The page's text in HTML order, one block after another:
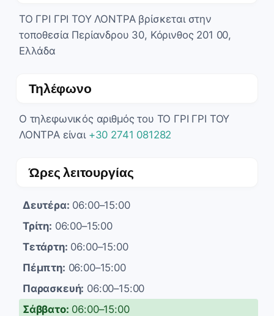
ΤΟ ΓΡΙ ΓΡΙ ΤΟΥ ΛΟΝΤΡΑ βρίσκεται στην
τοποθεσία Περίανδρου 30, Κόρινθος 201 00,
Ελλάδα
Τηλέφωνο
Ο τηλεφωνικός αριθμός του ΤΟ ΓΡΙ ΓΡΙ ΤΟΥ
ΛΟΝΤΡΑ είναι +30 2741 081282
Ώρες λειτουργίας
Δευτέρα: 06:00–15:00
Τρίτη: 06:00–15:00
Τετάρτη: 06:00–15:00
Πέμπτη: 06:00–15:00
Παρασκευή: 06:00–15:00
Σάββατο: 06:00–15:00